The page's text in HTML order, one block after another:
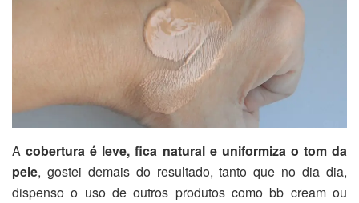
Acobertura é leve, fica natural e uniformiza o tom da
pele, gostei demais do resultado, tanto que no dia dia,
dispenso o uso de outros produtos como bb cream ou